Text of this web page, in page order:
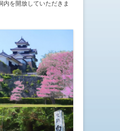
内を開放していただきま